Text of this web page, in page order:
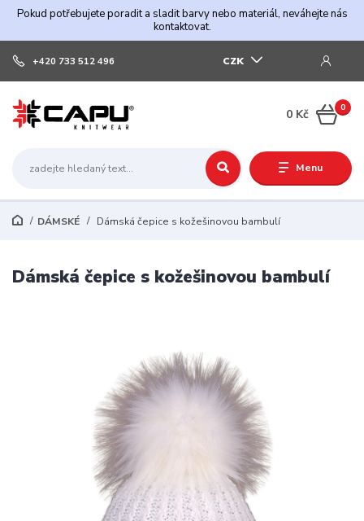
Pokud potřebujete poradit a sladit barvy nebo materiál, neváhejte nás
kontaktovat.
Menu
CZK
+420 733 512 496
0
0 Kč
DÁMSKÉ Dámská čepice s kožešinovou bambulí
Dámská čepice s kožešinovou bambulí